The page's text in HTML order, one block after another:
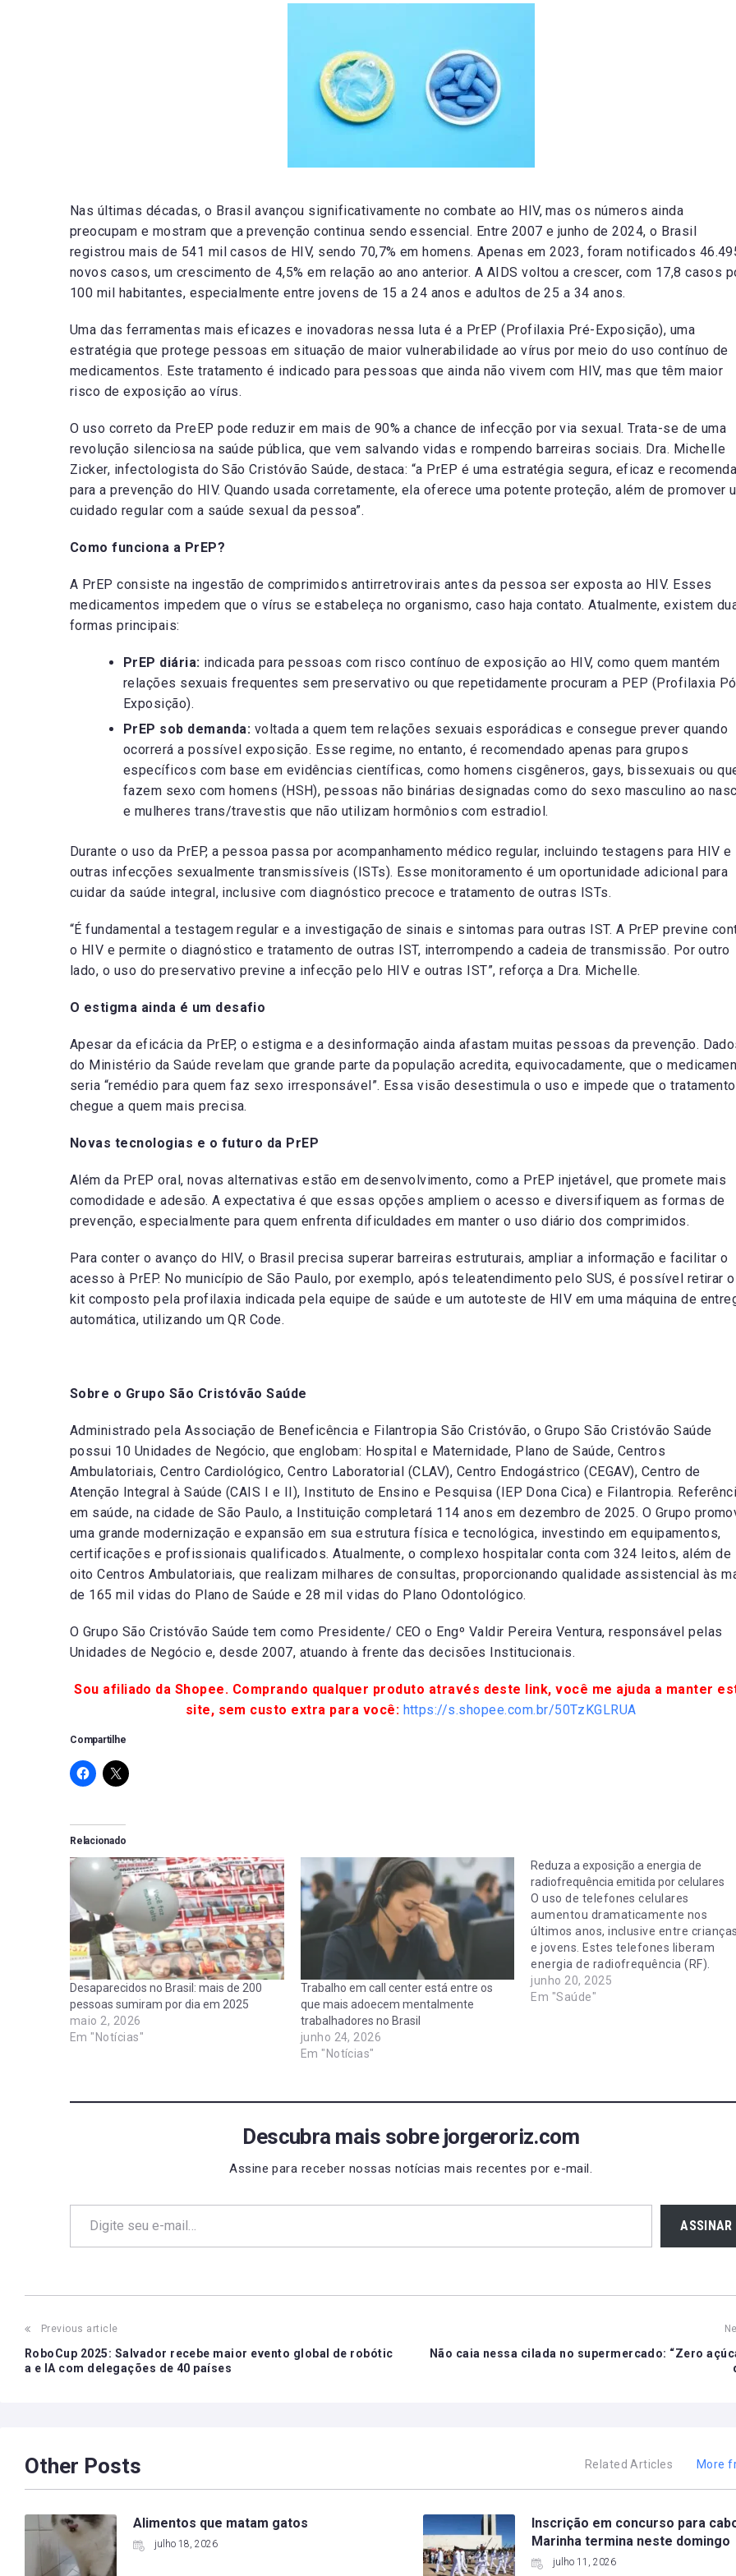
Nas últimas décadas, o Brasil avançou significativamente no combate ao HIV, mas os números ainda
preocupam e mostram que a prevenção continua sendo essencial. Entre 2007 e junho de 2024, o Brasil
registrou mais de 541 mil casos de HIV, sendo 70,7% em homens. Apenas em 2023, foram notificados
novos casos, um crescimento de 4,5% em relação ao ano anterior. A AIDS voltou a crescer, com 17,8 casos
100 mil habitantes, especialmente entre jovens de 15 a 24 anos e adultos de 25 a 34 anos.
Uma das ferramentas mais eficazes e inovadoras nessa luta é a PrEP (Profilaxia Pré-Exposição), uma
estratégia que protege pessoas em situação de maior vulnerabilidade ao vírus por meio do uso contínuo de
medicamentos. Este tratamento é indicado para pessoas que ainda não vivem com HIV, mas que têm maior
risco de exposição ao vírus.
O uso correto da PreEP pode reduzir em mais de 90% a chance de infecção por via sexual. Trata-se de uma
revolução silenciosa na saúde pública, que vem salvando vidas e rompendo barreiras sociais. Dra. Michelle
Zicker, infectologista do São Cristóvão Saúde, destaca: “a PrEP é uma estratégia segura, eficaz e
para a prevenção do HIV. Quando usada corretamente, ela oferece uma potente proteção, além de promover
cuidado regular com a saúde sexual da pessoa”.
Como funciona a PrEP?
A PrEP consiste na ingestão de comprimidos antirretrovirais antes da pessoa ser exposta ao HIV. Esses
medicamentos impedem que o vírus se estabeleça no organismo, caso haja contato. Atualmente, existem
formas principais:
PrEP diária: indicada para pessoas com risco contínuo de exposição ao HIV, como quem mantém
relações sexuais frequentes sem preservativo ou que repetidamente procuram a PEP (Profilaxia
Exposição).
PrEP sob demanda: voltada a quem tem relações sexuais esporádicas e consegue prever quando
ocorrerá a possível exposição. Esse regime, no entanto, é recomendado apenas para grupos
específicos com base em evidências científicas, como homens cisgêneros, gays, bissexuais ou
fazem sexo com homens (HSH), pessoas não binárias designadas como do sexo masculino ao
e mulheres trans/travestis que não utilizam hormônios com estradiol.
Durante o uso da PrEP, a pessoa passa por acompanhamento médico regular, incluindo testagens para HIV e
outras infecções sexualmente transmissíveis (ISTs). Esse monitoramento é um oportunidade adicional para
cuidar da saúde integral, inclusive com diagnóstico precoce e tratamento de outras ISTs.
“É fundamental a testagem regular e a investigação de sinais e sintomas para outras IST. A PrEP previne
o HIV e permite o diagnóstico e tratamento de outras IST, interrompendo a cadeia de transmissão. Por outro
lado, o uso do preservativo previne a infecção pelo HIV e outras IST”, reforça a Dra. Michelle.
O estigma ainda é um desafio
Apesar da eficácia da PrEP, o estigma e a desinformação ainda afastam muitas pessoas da prevenção.
do Ministério da Saúde revelam que grande parte da população acredita, equivocadamente, que o
seria “remédio para quem faz sexo irresponsável”. Essa visão desestimula o uso e impede que o tratamento
chegue a quem mais precisa.
Novas tecnologias e o futuro da PrEP
Além da PrEP oral, novas alternativas estão em desenvolvimento, como a PrEP injetável, que promete mais
comodidade e adesão. A expectativa é que essas opções ampliem o acesso e diversifiquem as formas de
prevenção, especialmente para quem enfrenta dificuldades em manter o uso diário dos comprimidos.
Para conter o avanço do HIV, o Brasil precisa superar barreiras estruturais, ampliar a informação e facilitar o
acesso à PrEP. No município de São Paulo, por exemplo, após teleatendimento pelo SUS, é possível retirar o
kit composto pela profilaxia indicada pela equipe de saúde e um autoteste de HIV em uma máquina de
automática, utilizando um QR Code.
Sobre o Grupo São Cristóvão Saúde
Administrado pela Associação de Beneficência e Filantropia São Cristóvão, o Grupo São Cristóvão Saúde
possui 10 Unidades de Negócio, que englobam: Hospital e Maternidade, Plano de Saúde, Centros
Ambulatoriais, Centro Cardiológico, Centro Laboratorial (CLAV), Centro Endogástrico (CEGAV), Centro de
Atenção Integral à Saúde (CAIS I e II), Instituto de Ensino e Pesquisa (IEP Dona Cica) e Filantropia.
em saúde, na cidade de São Paulo, a Instituição completará 114 anos em dezembro de 2025. O Grupo
uma grande modernização e expansão em sua estrutura física e tecnológica, investindo em equipamentos,
certificações e profissionais qualificados. Atualmente, o complexo hospitalar conta com 324 leitos, além de
oito Centros Ambulatoriais, que realizam milhares de consultas, proporcionando qualidade assistencial às
de 165 mil vidas do Plano de Saúde e 28 mil vidas do Plano Odontológico.
O Grupo São Cristóvão Saúde tem como Presidente/ CEO o Engº Valdir Pereira Ventura, responsável pelas
Unidades de Negócio e, desde 2007, atuando à frente das decisões Institucionais.
Sou afiliado da Shopee. Comprando qualquer produto através deste link, você me ajuda a manter
site, sem custo extra para você: https://s.shopee.com.br/50TzKGLRUA
Compartilhe
Relacionado
Desaparecidos no Brasil: mais de 200
pessoas sumiram por dia em 2025
maio 2, 2026
Em "Notícias"
Trabalho em call center está entre os
que mais adoecem mentalmente
trabalhadores no Brasil
junho 24, 2026
Em "Notícias"
Reduza a exposição a energia de
radiofrequência emitida por celulares
O uso de telefones celulares
aumentou dramaticamente nos
últimos anos, inclusive entre
e jovens. Estes telefones liberam
energia de radiofrequência (RF).
Alguns cientistas acreditam que a
energia RF pode afetar a
junho 20, 2025
Em "Saúde"
Descubra mais sobre jorgeroriz.com
Assine para receber nossas notícias mais recentes por e-mail.
Digite seu e-mail…
ASSINAR
Post
navigation
Previous article
RoboCup 2025: Salvador recebe maior evento global de robótic
a e IA com delegações de 40 países
Não caia nessa cilada no supermercado: “Zero
Other Posts Related Articles More
Alimentos que matam gatos
julho 18, 2026
Inscrição em concurso para
Marinha termina neste domingo
julho 11, 2026